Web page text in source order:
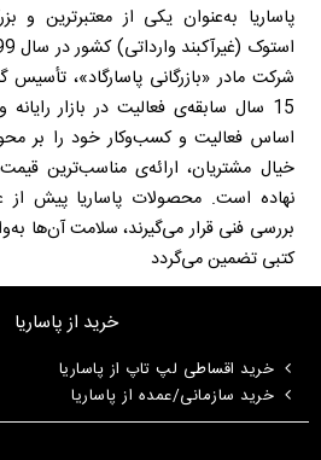
پاساریا به‌عنوان یکی از معتبرترین و
شرکت مادر «بازرگانی پاسارگاد»، تأسیس
15 سال سابقه‌ی فعالیت در بازار رایانه
اساس فعالیت و کسب‌وکار خود را بر
خیال مشتریان، ارائه‌ی مناسب‌ترین
نهاده است. محصولات پاساریا پیش
بررسی فنی قرار می‌گیرند، سلامت آن‌ها
کتبی تضمین می‌گردد
خرید از پاساریا
خرید اقساطی لپ تاپ از پاساریا
خرید سازمانی/عمده از پاساریا